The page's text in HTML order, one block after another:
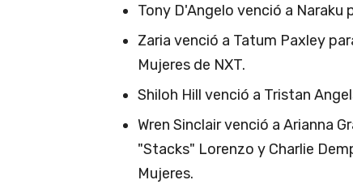
Tony D'Angelo venció a Naraku
Zaria venció a Tatum Paxley
Mujeres de NXT.
Shiloh Hill venció a Tristan
Wren Sinclair venció a Arianna
"Stacks" Lorenzo y Charlie
Mujeres.